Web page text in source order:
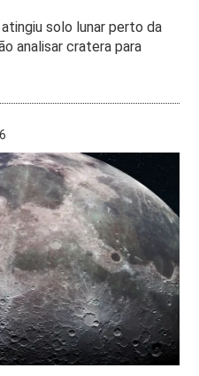
solo lunar perto da
analisar cratera para